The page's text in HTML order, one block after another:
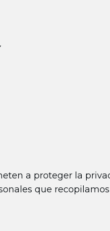
a proteger la
que